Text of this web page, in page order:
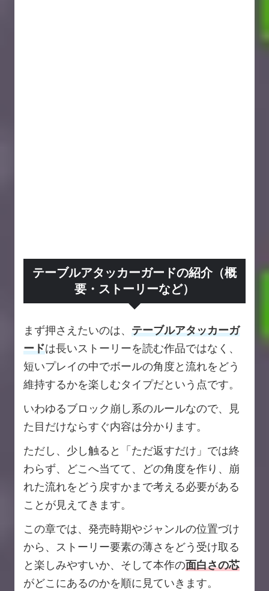
テーブルアタッカーガードの紹介（概
要・ストーリーなど）
まず押さえたいのは、 テーブルアタッカーガ
ードは長いストーリーを読む作品ではなく、
短いプレイの中でボールの角度と流れをどう
維持するかを楽しむタイプだという点です。
いわゆるブロック崩し系のルールなので、見
た目だけならすぐ内容は分かります。
ただし、少し触ると「ただ返すだけ」では終
わらず、どこへ当てて、どの角度を作り、崩
れた流れをどう戻すかまで考える必要がある
ことが見えてきます。
この章では、発売時期やジャンルの位置づけ
から、ストーリー要素の薄さをどう受け取る
と楽しみやすいか、そして本作の面白さの芯
がどこにあるのかを順に見ていきます。